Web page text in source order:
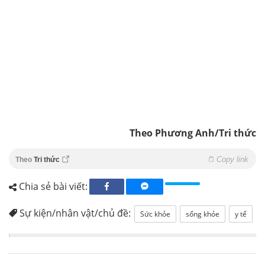
Theo Phương Anh/Tri thức
Theo Tri thức Copy link
Chia sẻ bài viết:
Sự kiện/nhân vật/chủ đề: Sức khỏe sống khỏe y tế